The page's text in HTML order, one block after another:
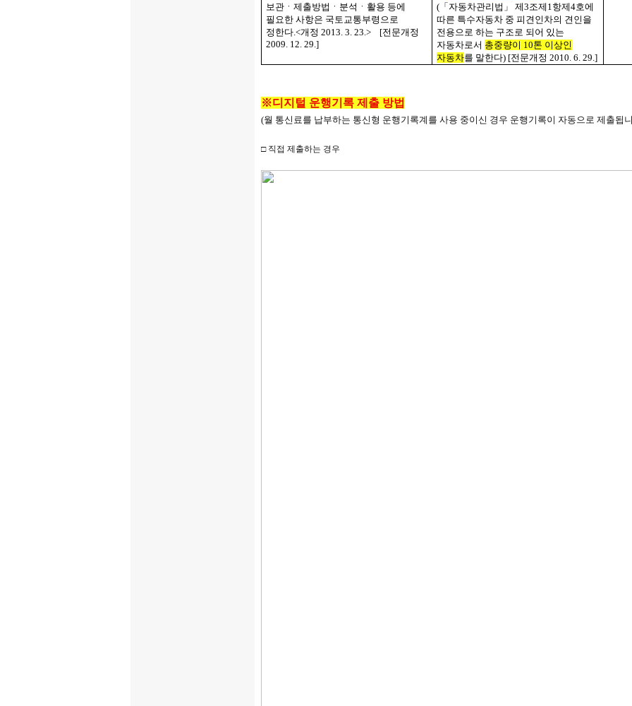
보관ㆍ제출방법ㆍ분석ㆍ활용 등에
필요한 사항은 국토교통부령으로
정한다.<개정 2013. 3. 23.> [전문개정
2009. 12. 29.]
( 「자동차관리법」 제3조제 1항제4호에
따른 특수자동차 중 피견인차의 견인을
전용으로 하는 구조로 되어 있는
자동차로서 총중량이 10톤 이상인
자동차를 말한다) [전문개정 2010. 6. 29.]
※디지털 운행기록 제출 방법
(월 통신료를 납부하는 통신형 운행기록계를 사용 중이신 경우 운행기록이 자동으로 제출됩
□ 직접 제출하는 경우